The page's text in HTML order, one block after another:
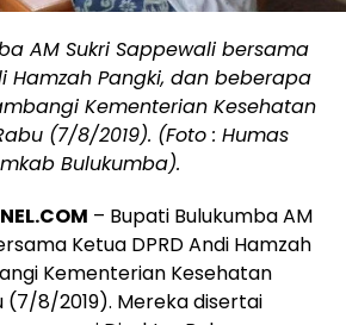
AM Sukri Sappewali bersama
Hamzah Pangki, dan beberapa
Kementerian Kesehatan
(7/8/2019). (Foto : Humas
Bulukumba).
– Bupati Bulukumba AM
Ketua DPRD Andi Hamzah
Kementerian Kesehatan
(7/8/2019). Mereka disertai